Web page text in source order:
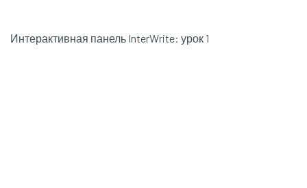
Интерактивная панель InterWrite: урок 1